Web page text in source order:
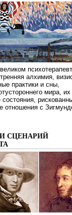
алхимия,
практики и сны,
мира, их
отношения с
СЦЕНАРИЙ